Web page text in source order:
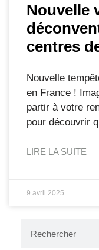
Nouvelle
centres
Nouvelle
en France !
partir à votre
pour découvrir
LIRE LA SUITE
9 avril 2025